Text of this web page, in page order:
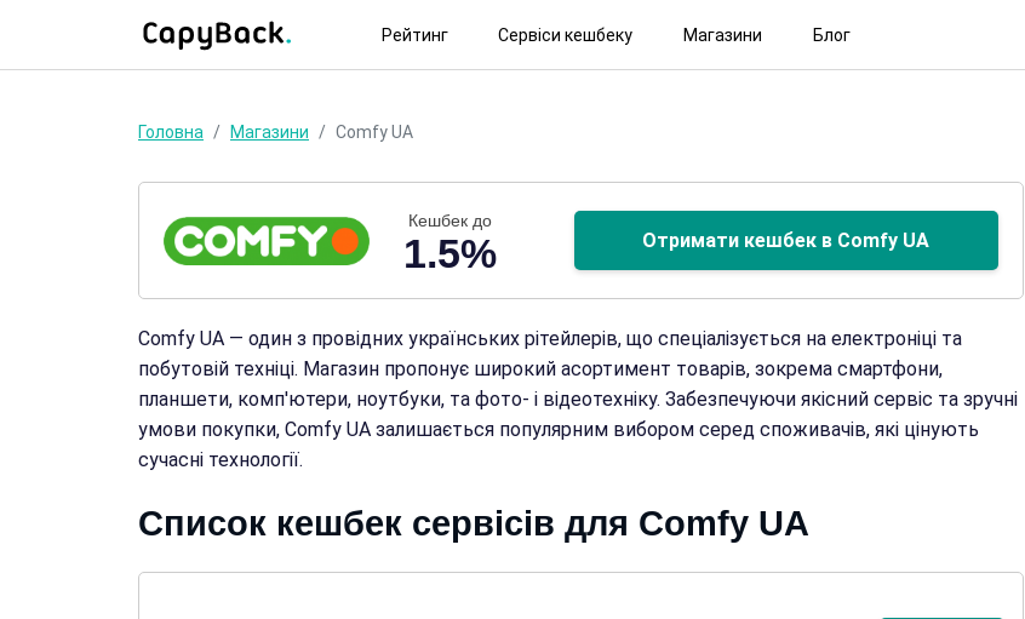
Рейтинг Сервіси кешбеку Магазини Блог
Головна Магазини Comfy UA
Кешбек до
1.5% Отримати кешбек в Comfy UA
Comfy UA — один з провідних українських рітейлерів, що спеціалізується на електроніці та
побутовій техніці. Магазин пропонує широкий асортимент товарів, зокрема смартфони,
планшети, комп'ютери, ноутбуки, та фото- і відеотехніку. Забезпечуючи якісний сервіс та зручні
умови покупки, Comfy UA залишається популярним вибором серед споживачів, які цінують
сучасні технології.
Список кешбек сервісів для Comfy UA